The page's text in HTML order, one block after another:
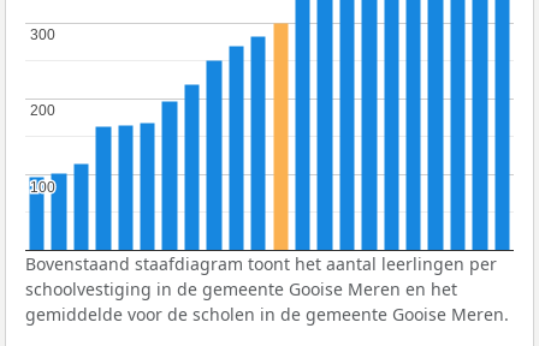
100
100
200
200
300
300
Bovenstaand staafdiagram toont het aantal leerlingen per
schoolvestiging in de gemeente Gooise Meren en het
gemiddelde voor de scholen in de gemeente Gooise Meren.